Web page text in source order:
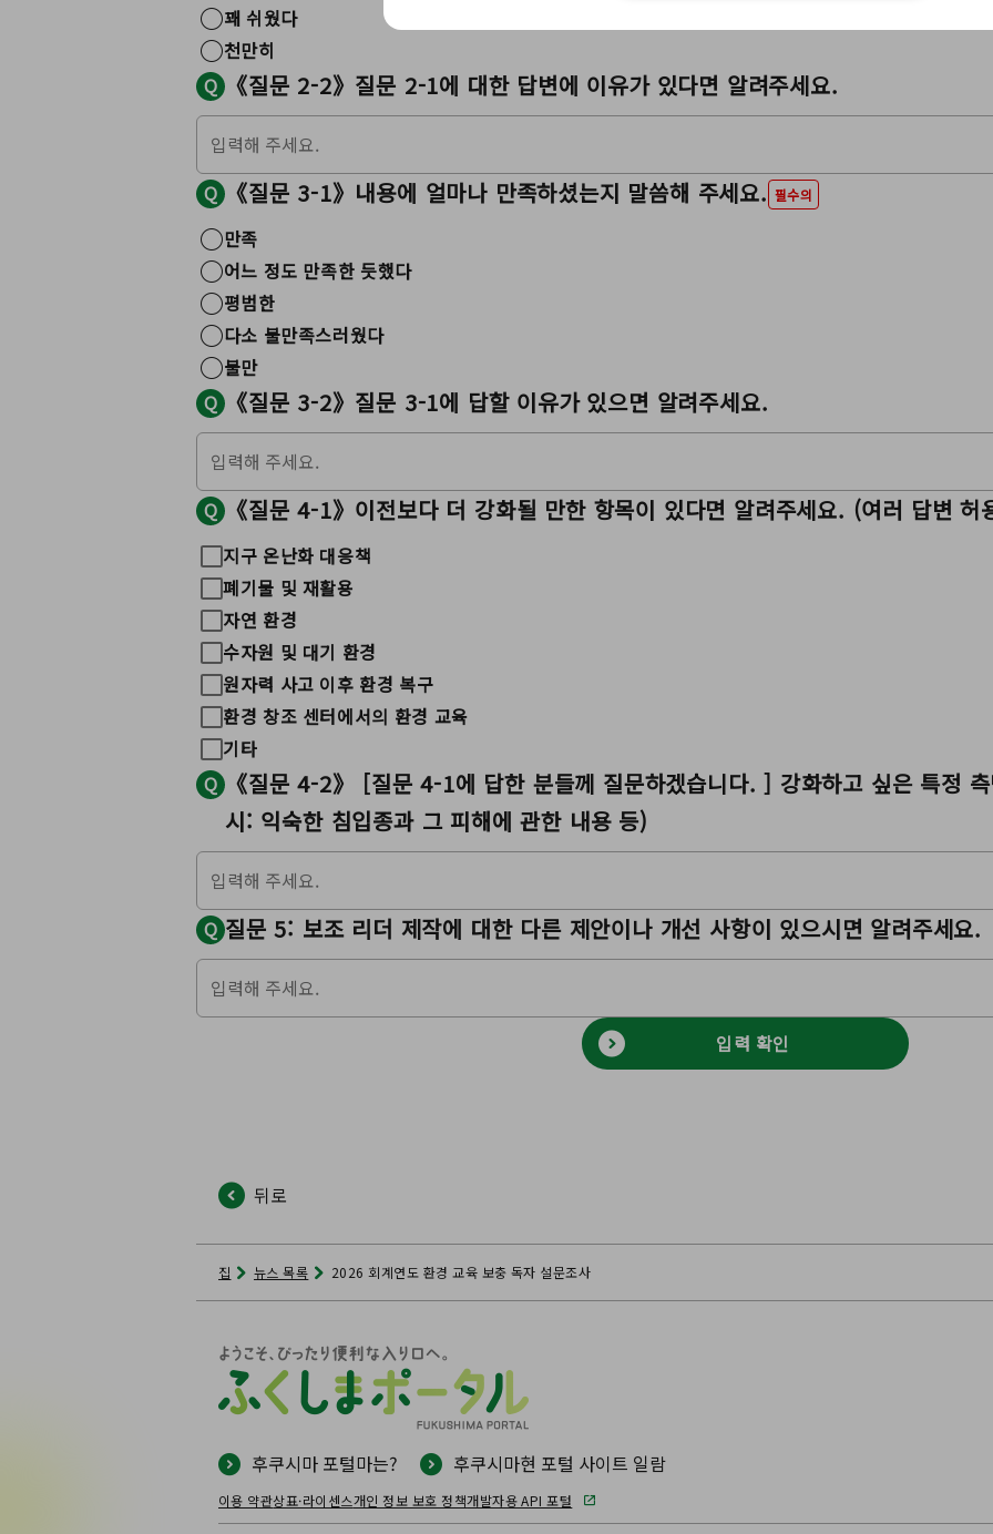
꽤 쉬웠다
천만히
Q
《질문 2-2》질문 2-1에 대한 답변에 이유가 있다면 알려주세요.
Q 《질문 3-1》내용에 얼마나 만족하셨는지 말씀해 주세요. 필수의
만족
어느 정도 만족한 듯했다
평범한
다소 불만족스러웠다
불만
Q
《질문 3-2》질문 3-1에 답할 이유가 있으면 알려주세요.
Q 《질문 4-1》이전보다 더 강화될 만한 항목이 있다면 알려주세요. (여러 답변 허
지구 온난화 대응책
폐기물 및 재활용
자연 환경
수자원 및 대기 환경
원자력 사고 이후 환경 복구
환경 창조 센터에서의 환경 교육
기타
Q
《질문 4-2》 [질문 4-1에 답한 분들께 질문하겠습니다. ] 강화하고 싶은 특정
시: 익숙한 침입종과 그 피해에 관한 내용 등)
Q 질문 5: 보조 리더 제작에 대한 다른 제안이나 개선 사항이 있으시면 알려주세요.
입력 확인
뒤로
집 뉴스 목록 2026 회계연도 환경 교육 보충 독자 설문조사
후쿠시마 포털마는? 후쿠시마현 포털 사이트 일람
이용 약관상표·라이센스개인 정보 보호 정책개발자용 API 포털